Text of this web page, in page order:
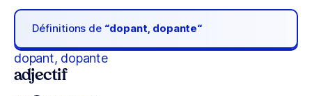
Définitions de “dopant, dopante“
dopant, dopante
adjectif